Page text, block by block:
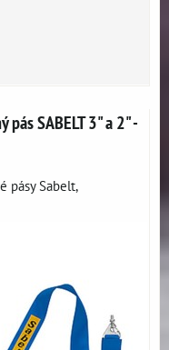
SABELT 3" a 2" -
pásy Sabelt,